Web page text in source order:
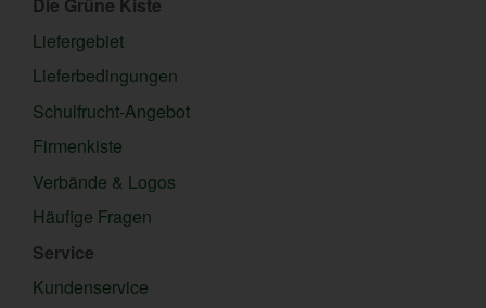
Die Grüne Kiste
Liefergebiet
Lieferbedingungen
Schulfrucht-Angebot
Firmenkiste
Verbände & Logos
Häufige Fragen
Service
Kundenservice